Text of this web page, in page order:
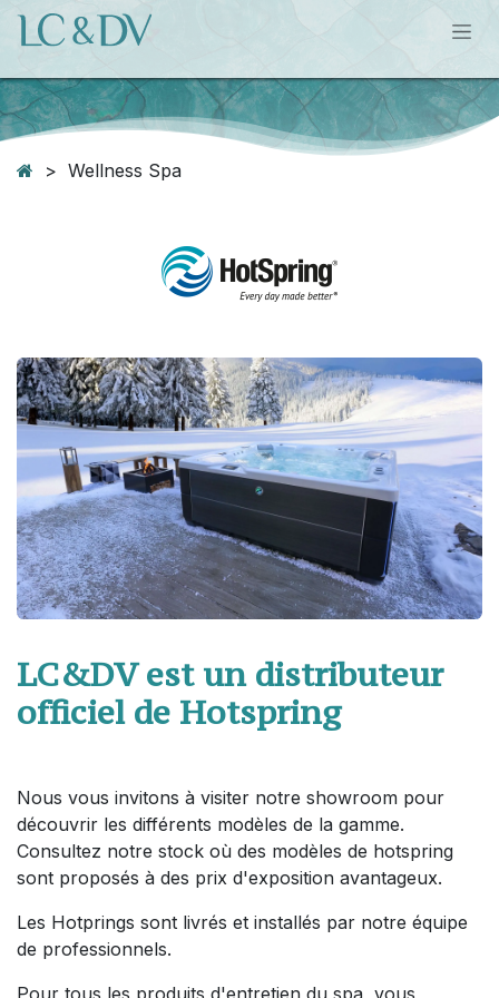
Se rendre au contenu
> Wellness Spa
LC&DV est un distributeur
officiel de Hotspring
Nous vous invitons à visiter notre showroom pour
découvrir les différents modèles de la gamme.
Consultez notre stock où des modèles de hotspring
sont proposés à des prix d'exposition avantageux.
Les Hotprings sont livrés et installés par notre équipe
de professionnels.